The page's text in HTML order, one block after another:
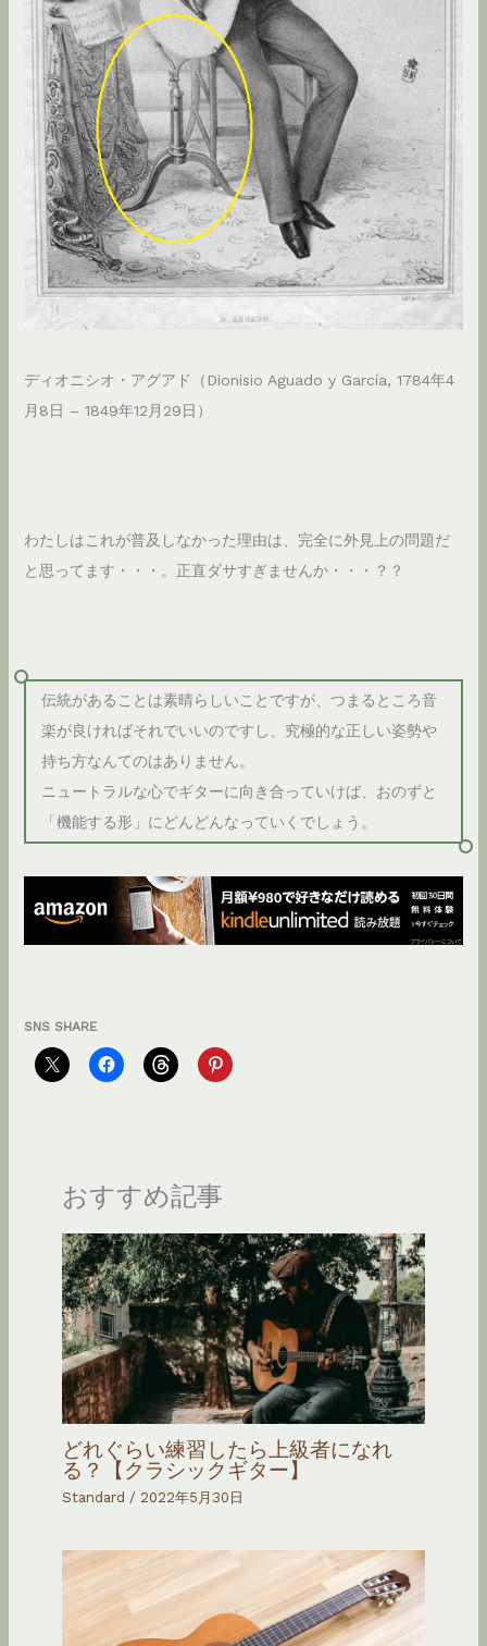
ディオニシオ・アグアド（Dionisio Aguado y García, 1784年4
月8日 – 1849年12月29日）
わたしはこれが普及しなかった理由は、完全に外見上の問題だ
と思ってます・・・。正直ダサすぎませんか・・・？？
伝統があることは素晴らしいことですが、つまるところ音
楽が良ければそれでいいのですし、究極的な正しい姿勢や
持ち方なんてのはありません。
ニュートラルな心でギターに向き合っていけば、おのずと
「機能する形」にどんどんなっていくでしょう。
SNS SHARE
おすすめ記事
どれぐらい練習したら上級者になれ
る？【クラシックギター】
Standard / 2022年5月30日